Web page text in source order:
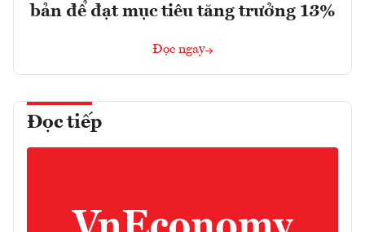
bản để đạt mục tiêu tăng trưởng 13%
Đọc ngay
Đọc tiếp